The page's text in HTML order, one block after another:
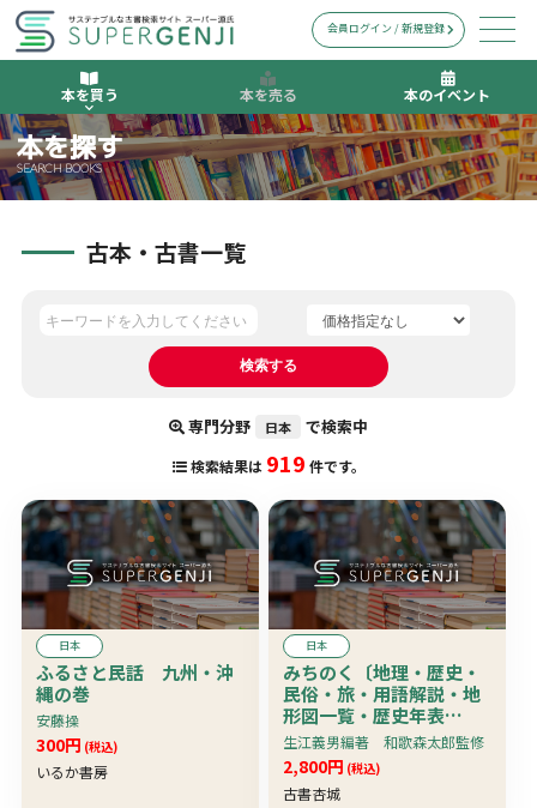
本を買う 本を売る 本のイベント
会員ログイン / 新規登録
本を探す
SEARCH BOOKS
古本・古書一覧
専門分野 日本 で検索中
検索結果は 919 件です。
日本
ふるさと民話 九州・沖
縄の巻
安藤操
300円 (税込)
いるか書房
日本
みちのく〔地理・歴史・
民俗・旅・用語解説・地
形図一覧・歴史年表
他〕 珍本
生江義男編著 和歌森太郎監修
2,800円 (税込)
古書杏城